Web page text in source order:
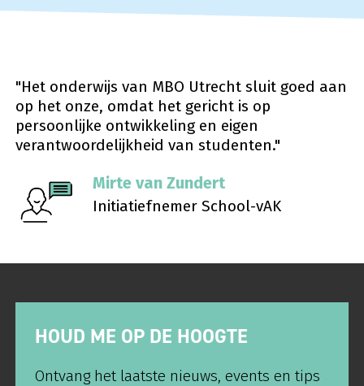
"Het onderwijs van MBO Utrecht sluit goed aan
op het onze, omdat het gericht is op
persoonlijke ontwikkeling en eigen
verantwoordelijkheid van studenten."
Mirte van Zundert
Initiatiefnemer School-vAK
HOUD ME OP DE HOOGTE
Ontvang het laatste nieuws, events en tips